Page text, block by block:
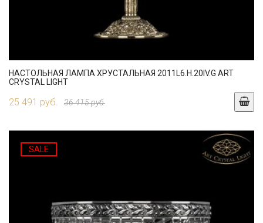
НАСТОЛЬНАЯ ЛАМПА ХРУСТАЛЬНАЯ 2011L6.H.20IV.G ART
CRYSTAL LIGHT
25 491 руб. 36 415 руб.
SALE